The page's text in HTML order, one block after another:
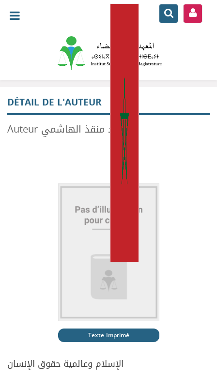
DÉTAIL DE L'AUTEUR
Auteur محمود منقذ الهاشمي
Texte Imprimé
الإسلام وعالمية حقوق الإنسان